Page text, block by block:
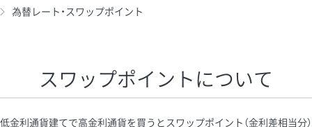
為替レート・スワップポイント
スワップポイントについて
低金利通貨建てで高金利通貨を買うとスワップポイント（金利差相当分）